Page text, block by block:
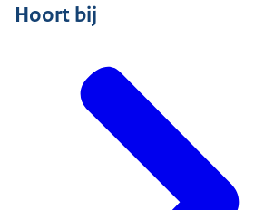
Hoort bij